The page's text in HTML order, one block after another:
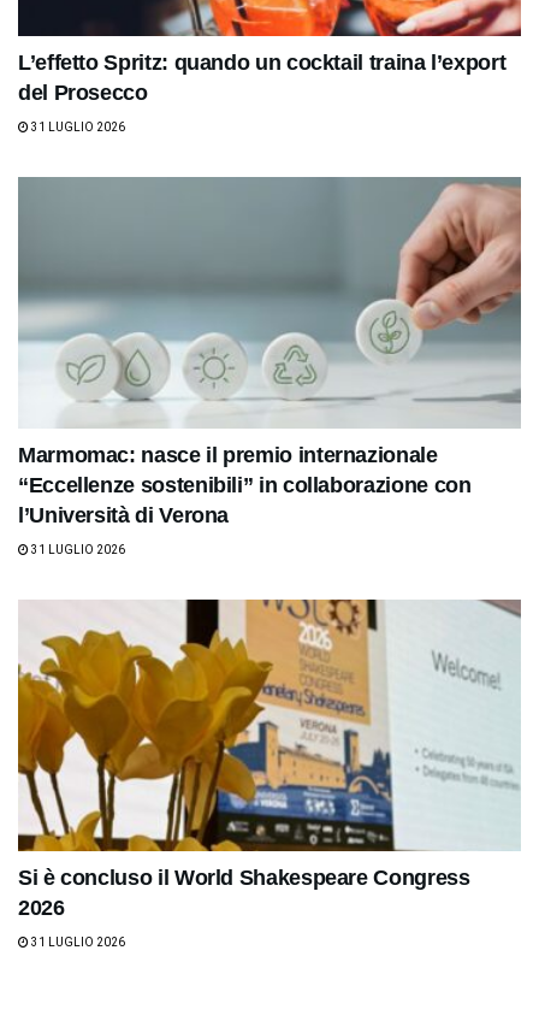
L’effetto Spritz: quando un cocktail traina l’export
del Prosecco
31 LUGLIO 2026
Marmomac: nasce il premio internazionale
“Eccellenze sostenibili” in collaborazione con
l’Università di Verona
31 LUGLIO 2026
Si è concluso il World Shakespeare Congress
2026
31 LUGLIO 2026